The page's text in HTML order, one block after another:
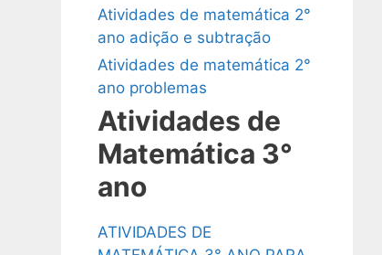
Atividades de matemática 2°
ano adição e subtração
Atividades de matemática 2°
ano problemas
Atividades de
Matemática 3°
ano
ATIVIDADES DE